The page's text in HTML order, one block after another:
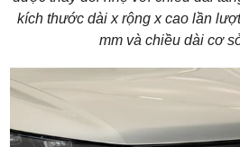
kích thước dài x rộng x cao lần
mm và chiều dài cơ